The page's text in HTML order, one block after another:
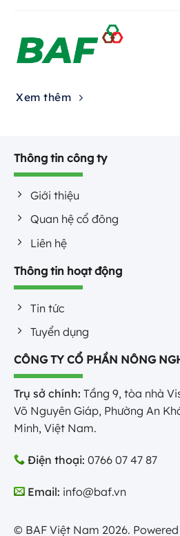
Xem thêm
Thông tin công ty
Giới thiệu
Quan hệ cổ đông
Liên hệ
Thông tin hoạt động
Tin tức
Tuyển dụng
CÔNG TY CỔ PHẦN NÔNG
Trụ sở chính: Tầng 9, tòa nhà
Võ Nguyên Giáp, Phường An
Minh, Việt Nam.
Điện thoại: 0766 07 47 87
Email: info@baf.vn
© BAF Việt Nam 2026.